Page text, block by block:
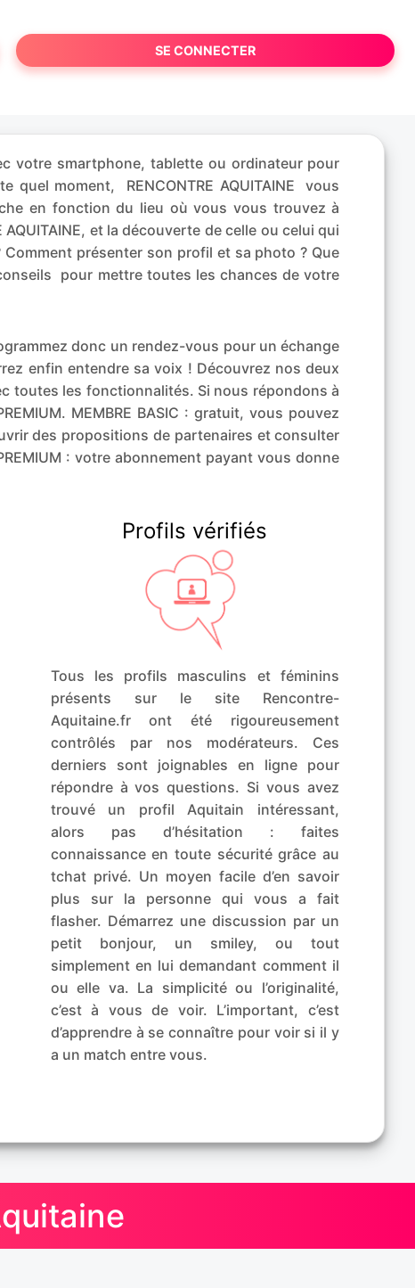
SE CONNECTER
votre smartphone, tablette ou ordinateur pour
quel moment, RENCONTRE AQUITAINE vous
en fonction du lieu où vous vous trouvez à
et la découverte de celle ou celui qui
présenter son profil et sa photo ? Que
pour mettre toutes les chances de votre
donc un rendez-vous pour un échange
enfin entendre sa voix ! Découvrez nos deux
toutes les fonctionnalités. Si nous répondons à
MEMBRE BASIC : gratuit, vous pouvez
des propositions de partenaires et consulter
: votre abonnement payant vous donne
Profils vérifiés
Tous les profils masculins et féminins
présents sur le site Rencontre-
Aquitaine.fr ont été rigoureusement
contrôlés par nos modérateurs. Ces
derniers sont joignables en ligne pour
répondre à vos questions. Si vous avez
trouvé un profil Aquitain intéressant,
alors pas d’hésitation : faites
connaissance en toute sécurité grâce au
tchat privé. Un moyen facile d’en savoir
plus sur la personne qui vous a fait
flasher. Démarrez une discussion par un
petit bonjour, un smiley, ou tout
simplement en lui demandant comment il
ou elle va. La simplicité ou l’originalité,
c’est à vous de voir. L’important, c’est
d’apprendre à se connaître pour voir si il y
a un match entre vous.